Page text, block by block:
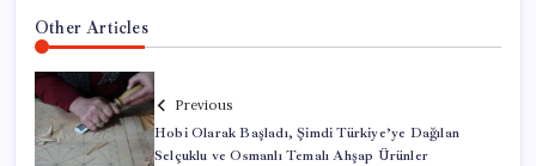
Other Articles
Previous
Hobi Olarak Başladı, Şimdi Türkiye’ye Dağılan
Selçuklu ve Osmanlı Temalı Ahşap Ürünler